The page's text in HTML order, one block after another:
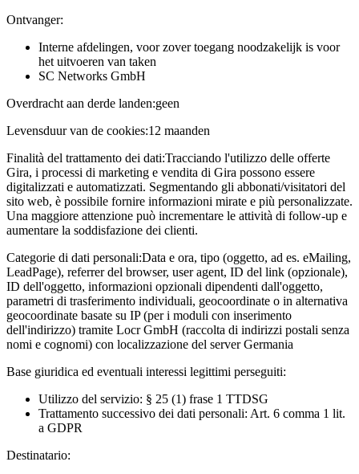
Ontvanger:
Interne afdelingen, voor zover toegang noodzakelijk is voor
het uitvoeren van taken
SC Networks GmbH
Overdracht aan derde landen:geen
Levensduur van de cookies:12 maanden
Finalità del trattamento dei dati:Tracciando l'utilizzo delle offerte
Gira, i processi di marketing e vendita di Gira possono essere
digitalizzati e automatizzati. Segmentando gli abbonati/visitatori del
sito web, è possibile fornire informazioni mirate e più personalizzate.
Una maggiore attenzione può incrementare le attività di follow-up e
aumentare la soddisfazione dei clienti.
Categorie di dati personali:Data e ora, tipo (oggetto, ad es. eMailing,
LeadPage), referrer del browser, user agent, ID del link (opzionale),
ID dell'oggetto, informazioni opzionali dipendenti dall'oggetto,
parametri di trasferimento individuali, geocoordinate o in alternativa
geocoordinate basate su IP (per i moduli con inserimento
dell'indirizzo) tramite Locr GmbH (raccolta di indirizzi postali senza
nomi e cognomi) con localizzazione del server Germania
Base giuridica ed eventuali interessi legittimi perseguiti:
Utilizzo del servizio: § 25 (1) frase 1 TTDSG
Trattamento successivo dei dati personali: Art. 6 comma 1 lit.
a GDPR
Destinatario: